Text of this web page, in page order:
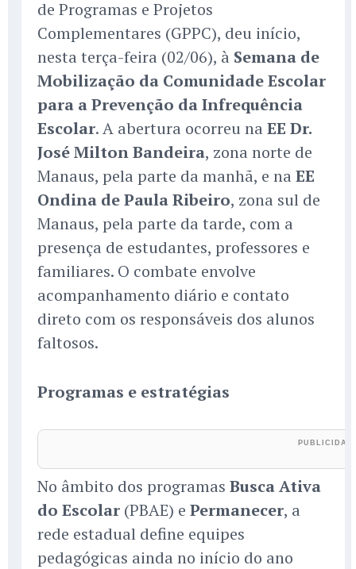
de Programas e Projetos
Complementares (GPPC), deu início,
nesta terça-feira (02/06), à Semana de
Mobilização da Comunidade Escolar
para a Prevenção da Infrequência
Escolar. A abertura ocorreu na EE Dr.
José Milton Bandeira, zona norte de
Manaus, pela parte da manhã, e na EE
Ondina de Paula Ribeiro, zona sul de
Manaus, pela parte da tarde, com a
presença de estudantes, professores e
familiares. O combate envolve
acompanhamento diário e contato
direto com os responsáveis dos alunos
faltosos.
Programas e estratégias
No âmbito dos programas Busca Ativa
do Escolar (PBAE) e Permanecer, a
rede estadual define equipes
pedagógicas ainda no início do ano